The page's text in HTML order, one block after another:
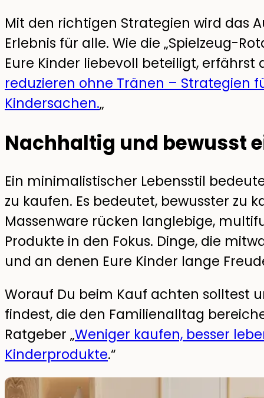
Mit den richtigen Strategien wird das
Erlebnis für alle. Wie die „Spielzeug-
Eure Kinder liebevoll beteiligt, erfährst
reduzieren ohne Tränen – Strategien
Kindersachen.„
Nachhaltig und bewusst
Ein minimalistischer Lebensstil
zu kaufen. Es bedeutet, bewusster zu
Massenware rücken langlebige,
Produkte in den Fokus. Dinge, die
und an denen Eure Kinder lange
Worauf Du beim Kauf achten solltest
findest, die den Familienalltag
Ratgeber „Weniger kaufen, besser
Kinderprodukte.“